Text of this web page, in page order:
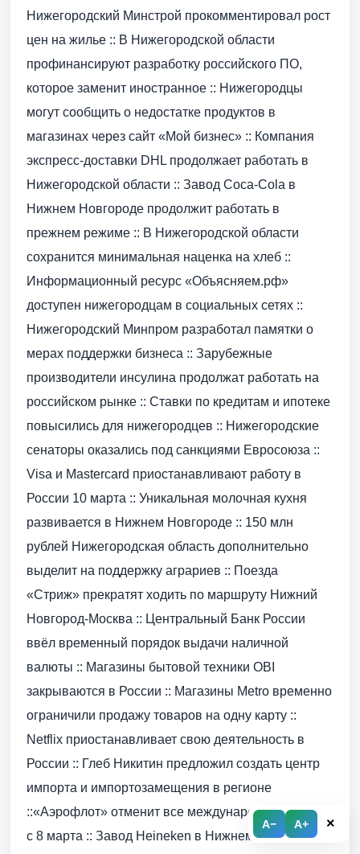
A− A+ ×
Нижегородский Минстрой прокомментировал рост
цен на жилье :: В Нижегородской области
профинансируют разработку российского ПО,
которое заменит иностранное :: Нижегородцы
могут сообщить о недостатке продуктов в
магазинах через сайт «Мой бизнес» :: Компания
экспресс-доставки DHL продолжает работать в
Нижегородской области :: Завод Coca-Cola в
Нижнем Новгороде продолжит работать в
прежнем режиме :: В Нижегородской области
сохранится минимальная наценка на хлеб ::
Информационный ресурс «Объясняем.рф»
доступен нижегородцам в социальных сетях ::
Нижегородский Минпром разработал памятки о
мерах поддержки бизнеса :: Зарубежные
производители инсулина продолжат работать на
российском рынке :: Ставки по кредитам и ипотеке
повысились для нижегородцев :: Нижегородские
сенаторы оказались под санкциями Евросоюза ::
Visa и Mastercard приостанавливают работу в
России 10 марта :: Уникальная молочная кухня
развивается в Нижнем Новгороде :: 150 млн
рублей Нижегородская область дополнительно
выделит на поддержку аграриев :: Поезда
«Стриж» прекратят ходить по маршруту Нижний
Новгород-Москва :: Центральный Банк России
ввёл временный порядок выдачи наличной
валюты :: Магазины бытовой техники OBI
закрываются в России :: Магазины Меtro временно
ограничили продажу товаров на одну карту ::
Netflix приостанавливает свою деятельность в
России :: Глеб Никитин предложил создать центр
импорта и импортозамещения в регионе
::«Аэрофлот» отменит все международные рейсы
с 8 марта :: Завод Heineken в Нижнем Новгороде